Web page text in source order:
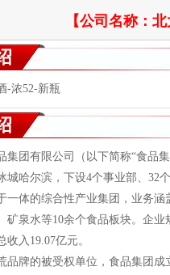
【公司名称： 北
-浓52-新瓶
有限公司（以下简称“食品集
城哈尔滨，下设4个事业部、32
一体的综合性产业集团，业务
矿泉水等10余个食品板块。企业
收入19.07亿元。
牌的被受权单位，食品集团成